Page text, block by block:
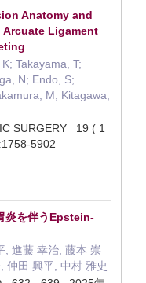
Anatomy and
Arcuate Ligament
Takayama, T;
N; Endo, S;
M; Kitagawa,
SURGERY 19 ( 1
1758-5902
炎を伴うEpstein-
, 進藤 幸治, 藤本 崇
仲田 興平, 中村 雅史